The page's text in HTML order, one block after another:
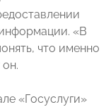
«В
что именно
«Госуслуги»